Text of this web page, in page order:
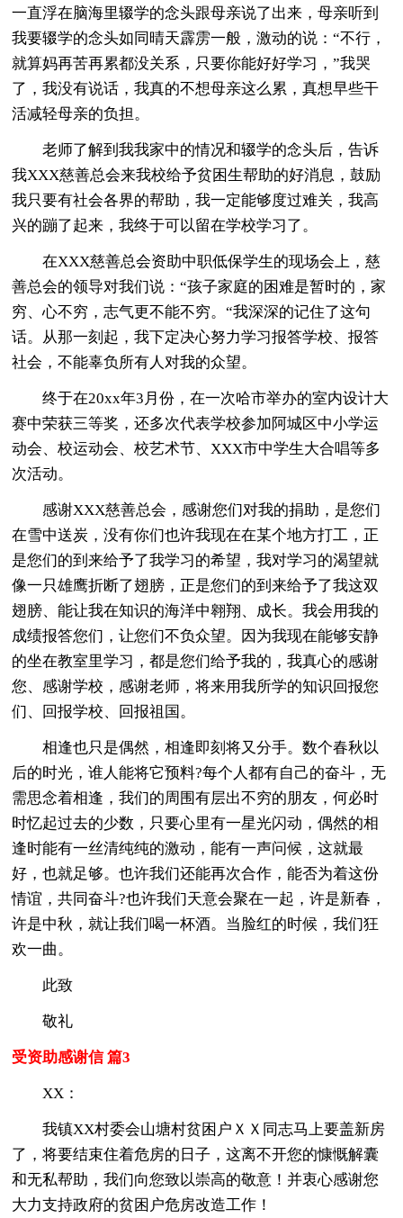
一直浮在脑海里辍学的念头跟母亲说了出来，母亲听到
我要辍学的念头如同晴天霹雳一般，激动的说：“不行，
就算妈再苦再累都没关系，只要你能好好学习，”我哭
了，我没有说话，我真的不想母亲这么累，真想早些干
活减轻母亲的负担。
老师了解到我我家中的情况和辍学的念头后，告诉
我XXX慈善总会来我校给予贫困生帮助的好消息，鼓励
我只要有社会各界的帮助，我一定能够度过难关，我高
兴的蹦了起来，我终于可以留在学校学习了。
在XXX慈善总会资助中职低保学生的现场会上，慈
善总会的领导对我们说：“孩子家庭的困难是暂时的，家
穷、心不穷，志气更不能不穷。“我深深的记住了这句
话。从那一刻起，我下定决心努力学习报答学校、报答
社会，不能辜负所有人对我的众望。
终于在20xx年3月份，在一次哈市举办的室内设计大
赛中荣获三等奖，还多次代表学校参加阿城区中小学运
动会、校运动会、校艺术节、XXX市中学生大合唱等多
次活动。
感谢XXX慈善总会，感谢您们对我的捐助，是您们
在雪中送炭，没有你们也许我现在在某个地方打工，正
是您们的到来给予了我学习的希望，我对学习的渴望就
像一只雄鹰折断了翅膀，正是您们的到来给予了我这双
翅膀、能让我在知识的海洋中翱翔、成长。我会用我的
成绩报答您们，让您们不负众望。因为我现在能够安静
的坐在教室里学习，都是您们给予我的，我真心的感谢
您、感谢学校，感谢老师，将来用我所学的知识回报您
们、回报学校、回报祖国。
相逢也只是偶然，相逢即刻将又分手。数个春秋以
后的时光，谁人能将它预料?每个人都有自己的奋斗，无
需思念着相逢，我们的周围有层出不穷的朋友，何必时
时忆起过去的少数，只要心里有一星光闪动，偶然的相
逢时能有一丝清纯纯的激动，能有一声问候，这就最
好，也就足够。也许我们还能再次合作，能否为着这份
情谊，共同奋斗?也许我们天意会聚在一起，许是新春，
许是中秋，就让我们喝一杯酒。当脸红的时候，我们狂
欢一曲。
此致
敬礼
受资助感谢信 篇3
XX：
我镇XX村委会山塘村贫困户ＸＸ同志马上要盖新房
了，将要结束住着危房的日子，这离不开您的慷慨解囊
和无私帮助，我们向您致以崇高的敬意！并衷心感谢您
大力支持政府的贫困户危房改造工作！